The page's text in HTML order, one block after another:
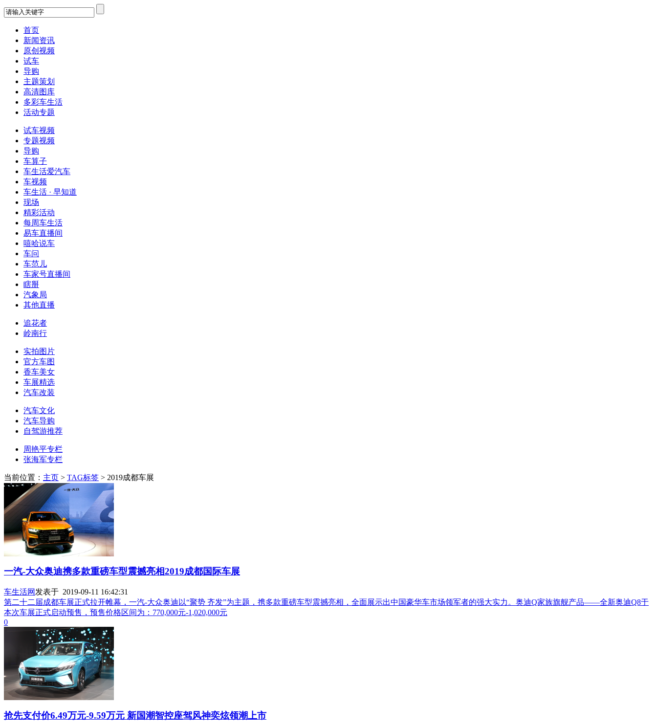
首页
新闻资讯
原创视频
试车
导购
主题策划
高清图库
多彩车生活
活动专题
试车视频
专题视频
导购
车算子
车生活爱汽车
车视频
车生活 · 早知道
现场
精彩活动
每周车生活
易车直播间
嘻哈说车
车问
车范儿
车家号直播间
瞎掰
汽象局
其他直播
追花者
岭南行
实拍图片
官方车图
香车美女
车展精选
汽车改装
汽车文化
汽车导购
自驾游推荐
周艳平专栏
张海军专栏
当前位置： 主页 > TAG标签 > 2019成都车展
一汽-大众奥迪携多款重磅车型震撼亮相2019成都国际车展
车生活网 发表于 2019-09-11 16:42:31
第二十二届成都车展正式拉开帷幕，一汽-大众奥迪以“聚势 齐发”为主题，携多款重磅车型震撼亮相，全面展示出中国豪华车市场领军者的强大实力。奥迪Q家族旗舰产品——全新奥迪Q8于
本次车展正式启动预售，预售价格区间为：770,000元-1,020,000元
0
抢先支付价6.49万元-9.59万元 新国潮智控座驾风神奕炫领潮上市